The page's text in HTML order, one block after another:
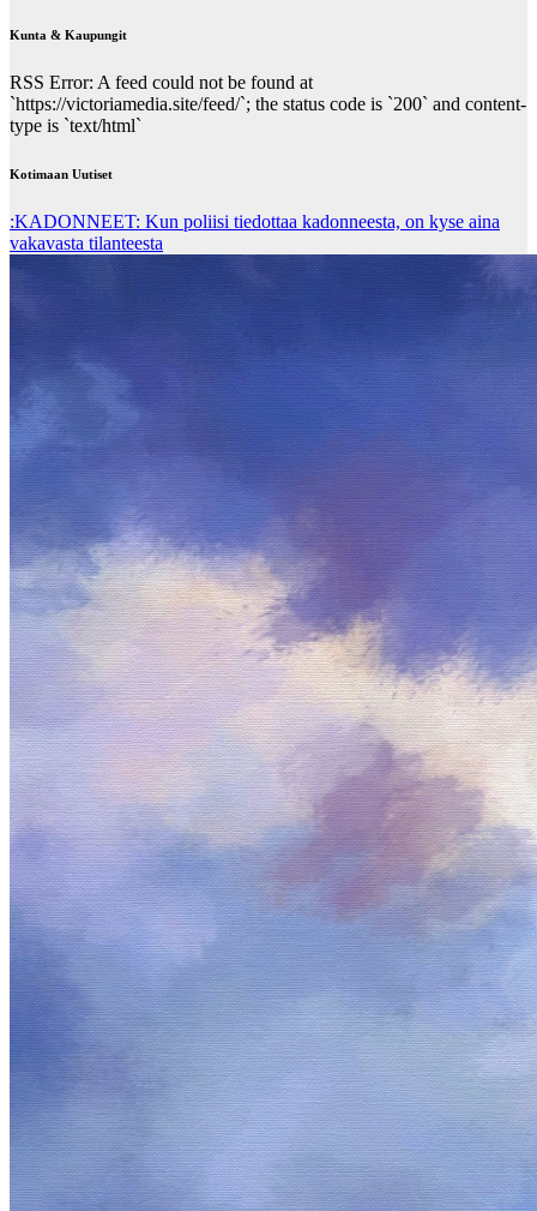
Kunta & Kaupungit
RSS Error: A feed could not be found at
`https://victoriamedia.site/feed/`; the status code is `200` and content-
type is `text/html`
Kotimaan Uutiset
:KADONNEET: Kun poliisi tiedottaa kadonneesta, on kyse aina
vakavasta tilanteesta